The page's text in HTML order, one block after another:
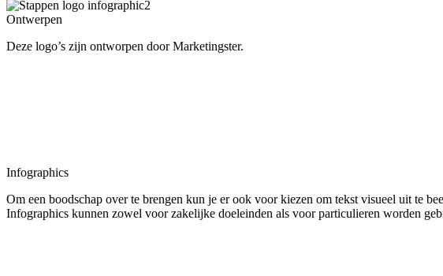
Ontwerpen
Deze logo’s zijn ontworpen door Marketingster.
Infographics
Om een boodschap over te brengen kun je er ook voor kiezen om tekst visueel uit te
Infographics kunnen zowel voor zakelijke doeleinden als voor particulieren worden